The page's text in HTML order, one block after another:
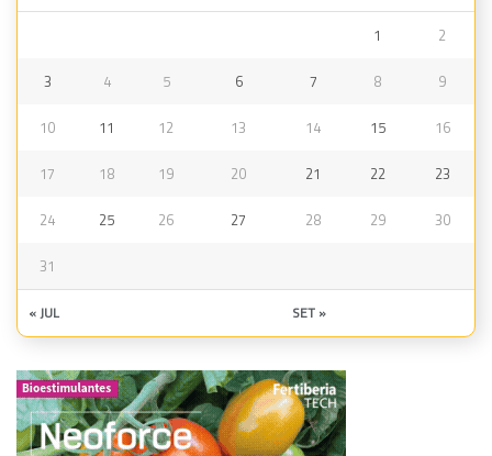
1 2
3 4 5 6 7 8 9
10 11 12 13 14 15 16
17 18 19 20 21 22 23
24 25 26 27 28 29 30
31
« JUL SET »